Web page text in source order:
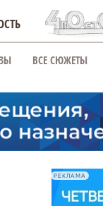
ВСЕ СЮЖЕТЫ
РЕКЛАМА